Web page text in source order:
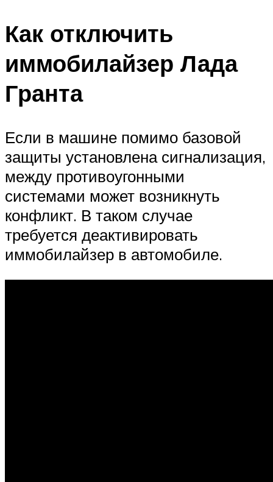
Как отключить
иммобилайзер Лада
Гранта
Если в машине помимо базовой
защиты установлена сигнализация,
между противоугонными
системами может возникнуть
конфликт. В таком случае
требуется деактивировать
иммобилайзер в автомобиле.